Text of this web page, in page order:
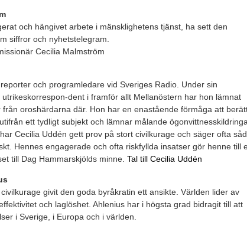
och hängivet arbete i mänsklighetens tjänst, ha sett den
siffror och nyhetstelegram.
Cecilia Malmström
och programledare vid Sveriges Radio. Under sin
dent i framför allt Mellanöstern har hon lämnat
oroshärdarna där. Hon har en enastående förmåga att
ett tydligt subjekt och lämnar målande
Cecilia Uddén gett prov på stort civilkurage och säger ofta
Hennes engagerade och ofta riskfyllda insatser gör henne till
till Dag Hammarskjölds minne. Tal till Cecilia Uddén
givit den goda byråkratin ett ansikte. Världen lider av
och laglöshet. Ahlenius har i högsta grad bidragit till att
i Sverige, i Europa och i världen.